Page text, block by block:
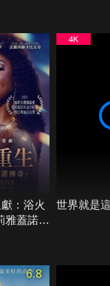
的真愛之
：浴火
雅蓋諾傳
世界就是
6.8